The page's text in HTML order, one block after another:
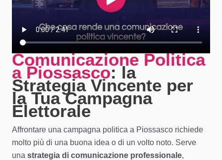
Comunicazione Politica
a Piossasco: la
Strategia Vincente per
la Tua Campagna
Elettorale
Affrontare una campagna politica a Piossasco richiede
molto più di una buona idea o di un volto noto. Serve
una strategia di comunicazione professionale,